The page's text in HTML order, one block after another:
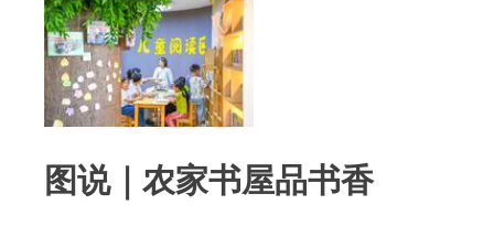
图说｜农家书屋品书香